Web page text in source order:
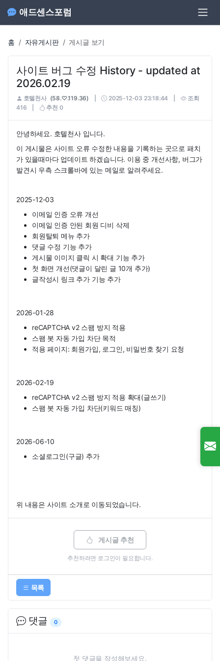
애드센스포럼
홈 자유게시판 게시글 보기
사이트 버그 수정 History - updated at
2026.02.19
호텔천사 (58.♡.119.36) 2025-12-03 23:18:44
조회
416
추천 0
안녕하세요. 호텔천사 입니다.
이 게시물은 사이트 오류 수정한 내용을 기록하는 곳으로 패치
가 있을때마다 업데이트 하겠습니다. 이용 중 개선사항, 버그가
발견시 우측 스크롤바에 있는 메일로 알려주세요.
2025-12-03
이메일 인증 오류 개선
이메일 인증 안된 회원 디비 삭제
회원탈퇴 메뉴 추가
댓글 수정 기능 추가
게시물 이미지 클릭 시 확대 기능 추가
첫 화면 개선(댓글이 달린 글 10개 추가)
글작성시 링크 추가 기능 추가
2026-01-28
reCAPTCHA v2 스팸 방지 적용
스팸 봇 자동 가입 차단 목적
적용 페이지: 회원가입, 로그인, 비밀번호 찾기 요청
2026-02-19
reCAPTCHA v2 스팸 방지 적용 확대(글쓰기)
스팸 봇 자동 가입 차단(키워드 매칭)
2026-06-10
소셜로그인(구글) 추가
위 내용은 사이트 소개로 이동되었습니다.
게시글 추천
추천하려면 로그인이 필요합니다.
목록
댓글 0
첫 댓글을 작성해보세요.